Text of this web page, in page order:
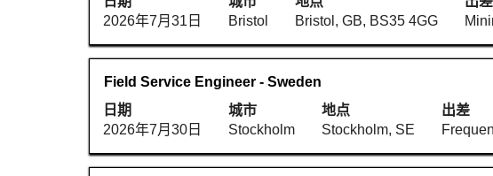
内
位
信
息
完
整
内
择
查
看
位
信
息
2026年7月31日
Bristol
Bristol, GB, BS35 4GG
空
格
键
行
选
择
查
职
务
Field Service Engineer - Sweden
日期
2026年7月30日
城市
Stockholm
地点
Stockholm, SE
出差
使
用
空
格
键